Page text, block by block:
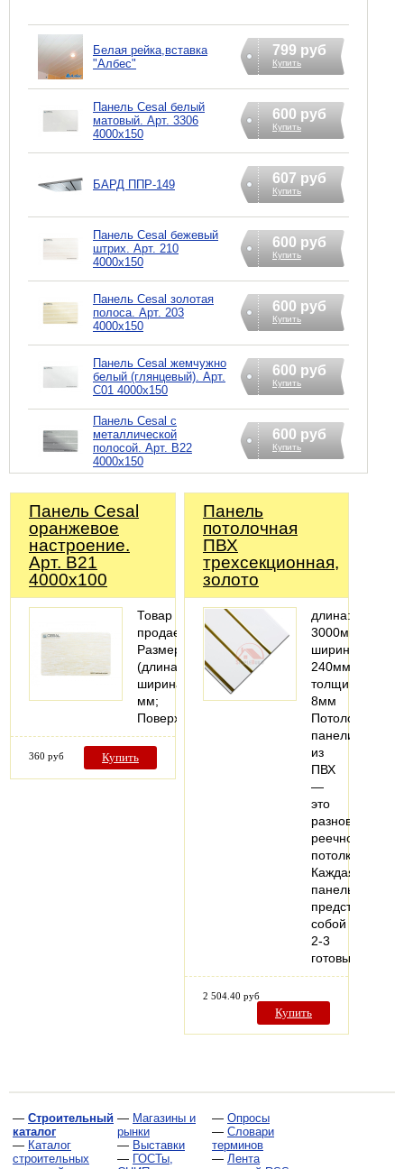
Белая рейка,вставка
"Албес"
799 руб
Купить
Панель Cesal белый
матовый. Арт. 3306
4000х150
600 руб
Купить
БАРД ППР-149 607 руб
Купить
Панель Cesal бежевый
штрих. Арт. 210
4000х150
600 руб
Купить
Панель Cesal золотая
полоса. Арт. 203
4000х150
600 руб
Купить
Панель Cesal жемчужно
белый (глянцевый). Арт.
С01 4000х150
600 руб
Купить
Панель Cesal с
металлической
полосой. Арт. В22
4000х150
600 руб
Купить
Панель Cesal
оранжевое
настроение.
Арт. В21
4000х100
Товар
продается:поштучно;
Размер
(длина
ширина):4000х100
мм;
Поверхность:глянцевая;
360 руб Купить
Панель
потолочная
ПВХ
трехсекционная,
золото
длина:
3000мм;
ширина:
240мм;
толщина:
8мм
Потолочные
панели
из
ПВХ
—
это
разновидность
реечного
потолка.
Каждая
панель
представляет
собой
2-3
готовых…
2 504.40 руб
Купить
— Строительный
каталог
— Каталог
строительных
— Магазины и
рынки
— Выставки
— ГОСТы,
— Опросы
— Словари
терминов
— Лента